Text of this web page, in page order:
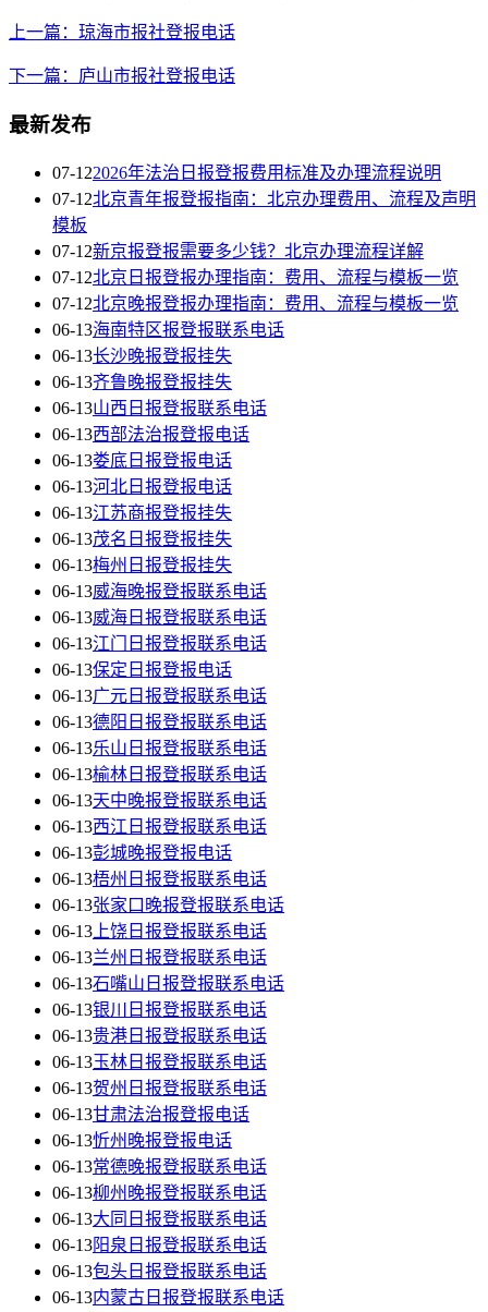
上一篇：琼海市报社登报电话
下一篇：庐山市报社登报电话
最新发布
07-122026年法治日报登报费用标准及办理流程说明
07-12北京青年报登报指南：北京办理费用、流程及声明
模板
07-12新京报登报需要多少钱？北京办理流程详解
07-12北京日报登报办理指南：费用、流程与模板一览
07-12北京晚报登报办理指南：费用、流程与模板一览
06-13海南特区报登报联系电话
06-13长沙晚报登报挂失
06-13齐鲁晚报登报挂失
06-13山西日报登报联系电话
06-13西部法治报登报电话
06-13娄底日报登报电话
06-13河北日报登报电话
06-13江苏商报登报挂失
06-13茂名日报登报挂失
06-13梅州日报登报挂失
06-13威海晚报登报联系电话
06-13威海日报登报联系电话
06-13江门日报登报联系电话
06-13保定日报登报电话
06-13广元日报登报联系电话
06-13德阳日报登报联系电话
06-13乐山日报登报联系电话
06-13榆林日报登报联系电话
06-13天中晚报登报联系电话
06-13西江日报登报联系电话
06-13彭城晚报登报电话
06-13梧州日报登报联系电话
06-13张家口晚报登报联系电话
06-13 上饶日报登报联系电话
06-13兰州日报登报联系电话
06-13石嘴山日报登报联系电话
06-13银川日报登报联系电话
06-13贵港日报登报联系电话
06-13玉林日报登报联系电话
06-13贺州日报登报联系电话
06-13甘肃法治报登报电话
06-13忻州晚报登报电话
06-13常德晚报登报联系电话
06-13柳州晚报登报联系电话
06-13大同日报登报联系电话
06-13阳泉日报登报联系电话
06-13包头日报登报联系电话
06-13内蒙古日报登报联系电话